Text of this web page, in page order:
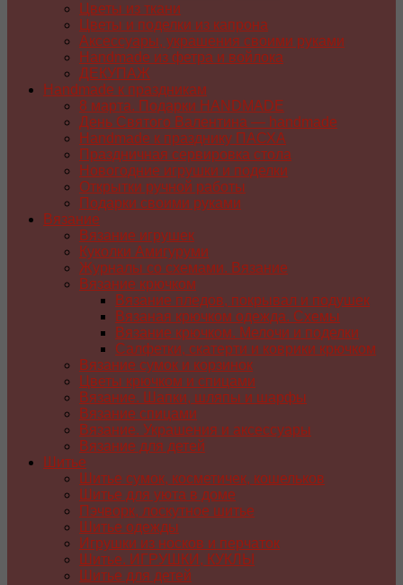
Цветы из ткани
Цветы и поделки из капрона
Аксессуары, украшения своими руками
Handmade из фетра и войлока
ДЕКУПАЖ
Handmade к праздникам
8 марта. Подарки HANDMADE
День Святого Валентина — handmade
Handmade к празднику ПАСХA
Праздничная сервировка стола
Новогодние игрушки и поделки
Открытки ручной работы
Подарки своими руками
Вязание
Вязание игрушек
Куколки Амигуруми
Журналы со схемами. Вязание
Вязание крючком
Вязание пледов, покрывал и подушек
Вязаная крючком одежда. Схемы
Вязание крючком. Мелочи и поделки
Салфетки, скатерти и коврики крючком
Вязание сумок и корзинок
Цветы крючком и спицами
Вязание. Шапки, шляпы и шарфы
Вязание спицами
Вязание. Украшения и аксессуары
Вязание для детей
Шитье
Шитье сумок, косметичек, кошельков
Шитье для уюта в доме
Пэчворк, лоскутное шитье
Шитье одежды
Игрушки из носков и перчаток
Шитье. ИГРУШКИ, КУКЛЫ
Шитье для детей